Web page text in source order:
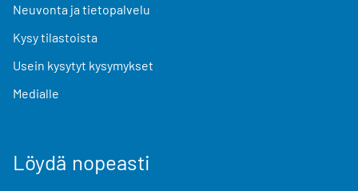
Neuvonta ja tietopalvelu
Kysy tilastoista
Usein kysytyt kysymykset
Medialle
Löydä nopeasti